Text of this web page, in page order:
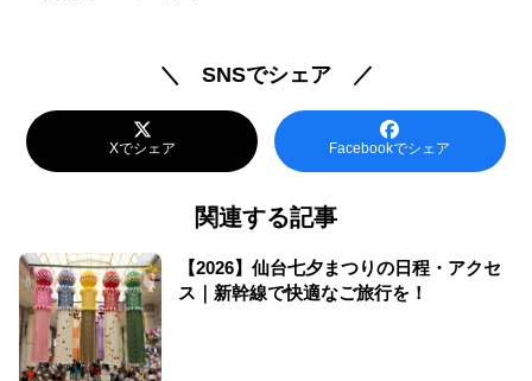
＼ SNSでシェア ／
Xでシェア Facebookでシェア
関連する記事
【2026】仙台七夕まつりの日程・アクセ
ス｜新幹線で快適なご旅行を！